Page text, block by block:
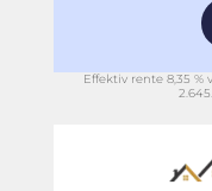
Effektiv rente 8,35 %